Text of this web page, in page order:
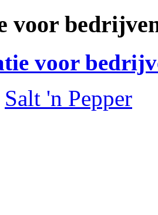
voor
voor
Salt 'n Pepper